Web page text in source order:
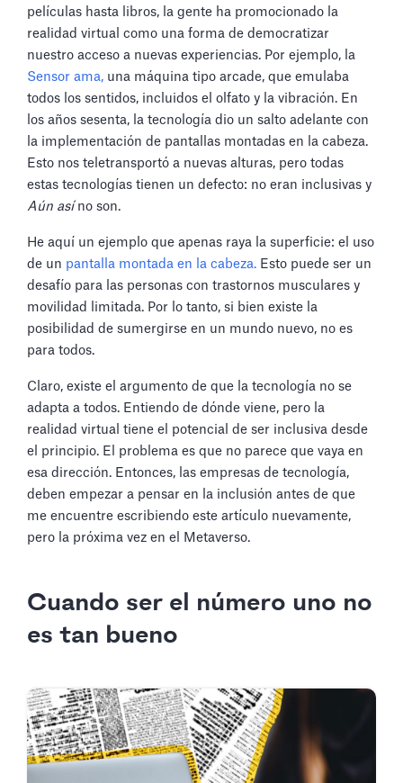
películas hasta libros, la gente ha promocionado la
realidad virtual como una forma de democratizar
nuestro acceso a nuevas experiencias. Por ejemplo, la
Sensor ama, una máquina tipo arcade, que emulaba
todos los sentidos, incluidos el olfato y la vibración. En
los años sesenta, la tecnología dio un salto adelante con
la implementación de pantallas montadas en la cabeza.
Esto nos teletransportó a nuevas alturas, pero todas
estas tecnologías tienen un defecto: no eran inclusivas y
Aún asíno son.
He aquí un ejemplo que apenas raya la superficie: el uso
de un pantalla montada en la cabeza. Esto puede ser un
desafío para las personas con trastornos musculares y
movilidad limitada. Por lo tanto, si bien existe la
posibilidad de sumergirse en un mundo nuevo, no es
para todos.
Claro, existe el argumento de que la tecnología no se
adapta a todos. Entiendo de dónde viene, pero la
realidad virtual tiene el potencial de ser inclusiva desde
el principio. El problema es que no parece que vaya en
esa dirección. Entonces, las empresas de tecnología,
deben empezar a pensar en la inclusión antes de que
me encuentre escribiendo este artículo nuevamente,
pero la próxima vez en el Metaverso.
Cuando ser el número uno no
es tan bueno